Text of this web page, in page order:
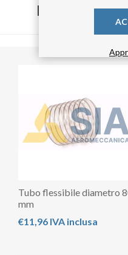
HANNO
Tubo flessibile diametro
mm
€11,96 IVA inclusa